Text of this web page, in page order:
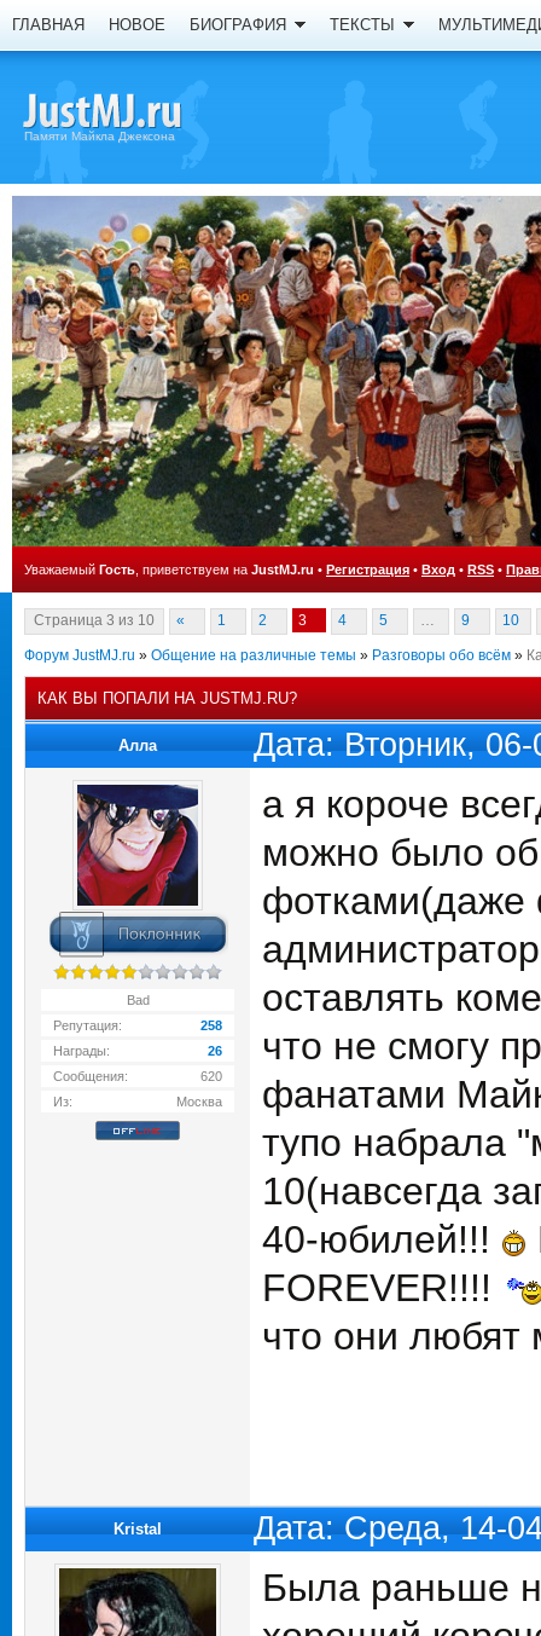
ГЛАВНАЯ НОВОЕ БИОГРАФИЯ ТЕКСТЫ
Памяти Майкла Джексона
Уважаемый Гость , приветствуем на JustMJ.ru • Регистрация • Вход • RSS •
Страница 3 из 10 « 1 2 3 4 5 … 9 10
Форум JustMJ.ru » Общение на различные темы » Разговоры обо всём »
КАК ВЫ ПОПАЛИ НА JUSTMJ.RU?
Алла Дата: Вторник,
Bad
Репутация:
258
Награды:
26
Сообщения:
620
Из:
Москва
а я короче
можно было
фотками(даже
оставлять
что не смогу
фанатами
тупо набрала
10(навсегда
40-юбилей!!!
FOREVER!!!!
что они
Kristal Дата: Среда, 14-
Была раньше